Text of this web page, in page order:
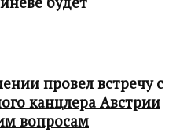
провел встречу с
канцлера Австрии
вопросам